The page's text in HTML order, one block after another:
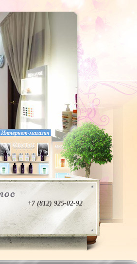
+7 (812) 925-02-92